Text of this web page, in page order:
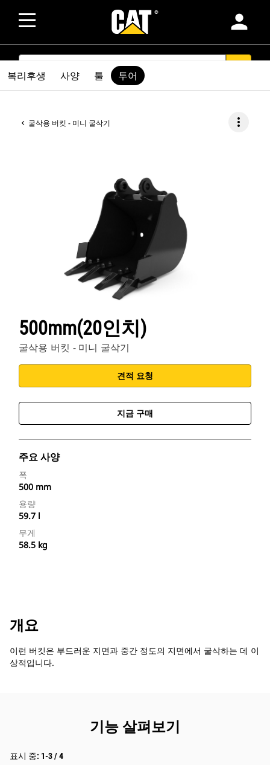
person
SEARCH
굴삭용 버킷 - 미니 굴삭기 more_vert
500mm(20인치)
굴삭용 버킷 - 미니 굴삭기
견적 요청
지금 구매
주요 사양
폭
500 mm
용량
59.7 l
무게
58.5 kg
복리후생 사양 툴 투어
개요
이런 버킷은 부드러운 지면과 중간 정도의 지면에서 굴삭하는 데 이
상적입니다.
기능 살펴보기
표시 중: 1-3 / 4